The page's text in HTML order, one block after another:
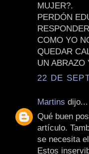
MUJER?.
PERDÓN
COMO YO
QUEDAR
UN ABRAZO
22 DE
Martins dijo...
Qué buen
artículo.
se necesita
Estos